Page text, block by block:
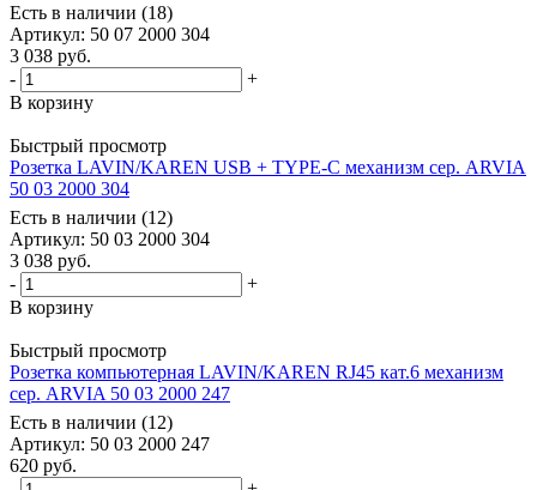
Есть в наличии (18)
Артикул: 50 07 2000 304
3 038 руб.
-
+
В корзину
Быстрый просмотр
Розетка LAVIN/KAREN USB + TYPE-C механизм сер. ARVIA
50 03 2000 304
Есть в наличии (12)
Артикул: 50 03 2000 304
3 038 руб.
-
+
В корзину
Быстрый просмотр
Розетка компьютерная LAVIN/KAREN RJ45 кат.6 механизм
сер. ARVIA 50 03 2000 247
Есть в наличии (12)
Артикул: 50 03 2000 247
620 руб.